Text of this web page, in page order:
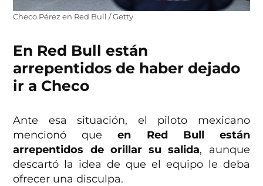
Checo Pérez en Red Bull / Getty
En Red Bull están
arrepentidos de haber dejado
ir a Checo
Ante esa situación, el piloto mexicano
mencionó queen Red Bull están
arrepentidos de orillar su salida, aunque
descartó la idea de que el equipo le deba
ofrecer una disculpa.